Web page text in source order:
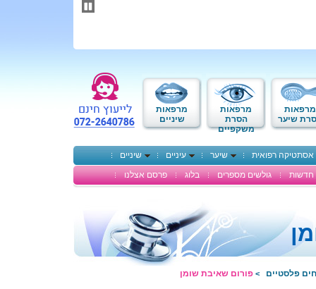
מרפאות
שיער
מרפאות
הסרת
משקפיים
מרפאות
שיניים
אסתטיקה רפואית שיער עיניים
שיניים
חדשות
גולשים מספרים בלוג פרסם אצלנו
פלסטיים > פורום שאיבת שומן